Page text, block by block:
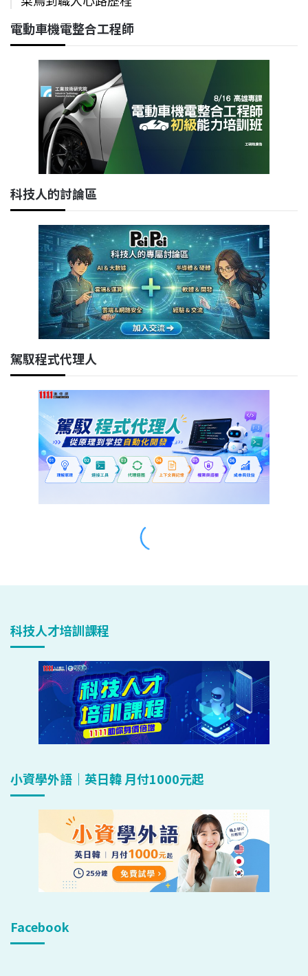
科技人才培訓課程
小資學外語｜英日韓 月付1000元起
Facebook